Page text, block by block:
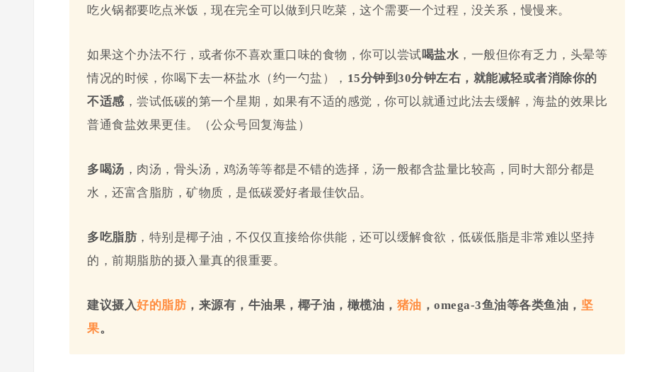
吃火锅都要吃点米饭，现在完全可以做到只吃菜，这个需要一个过程，没关系，慢慢来。
如果这个办法不行，或者你不喜欢重口味的食物，你可以尝试喝盐水 ，一般但你有乏力，头晕等
情况的时候，你喝下去一杯盐水（约一勺盐）， 15分钟到30分钟左右，就能减轻或者消除你的
不适感，尝试低碳的第一个星期，如果有不适的感觉，你可以就通过此法去缓解，海盐的效果比
普通食盐效果更佳。（公众号回复海盐）
多喝汤 ，肉汤，骨头汤，鸡汤等等都是不错的选择，汤一般都含盐量比较高，同时大部分都是
水，还富含脂肪，矿物质，是低碳爱好者最佳饮品。
多吃脂肪，特别是椰子油，不仅仅直接给你供能，还可以缓解食欲，低碳低脂是非常难以坚持
的，前期脂肪的摄入量真的很重要。
建议摄入好的脂肪，来源有，牛油果，椰子油，橄榄油， 猪油 ，omega-3鱼油等各类鱼油， 坚
果。